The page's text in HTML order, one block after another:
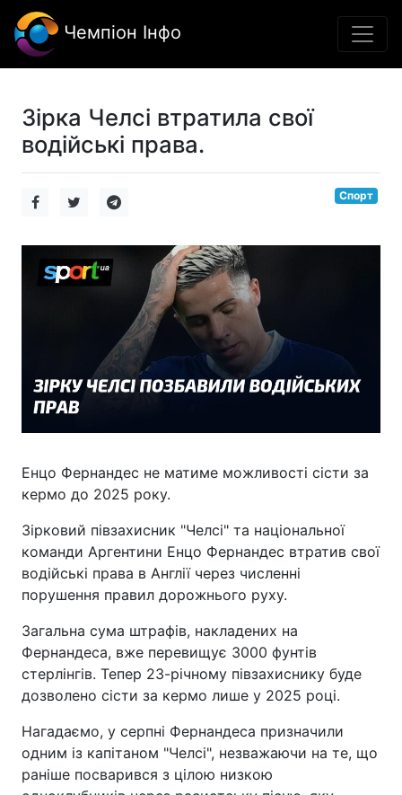
Чемпіон Інфо
Зірка Челсі втратила свої
водійські права.
Спорт
Енцо Фернандес не матиме можливості сісти за
кермо до 2025 року.
Зірковий півзахисник "Челсі" та національної
команди Аргентини Енцо Фернандес втратив свої
водійські права в Англії через численні
порушення правил дорожнього руху.
Загальна сума штрафів, накладених на
Фернандеса, вже перевищує 3000 фунтів
стерлінгів. Тепер 23-річному півзахиснику буде
дозволено сісти за кермо лише у 2025 році.
Нагадаємо, у серпні Фернандеса призначили
одним із капітаном "Челсі", незважаючи на те, що
раніше посварився з цілою низкою